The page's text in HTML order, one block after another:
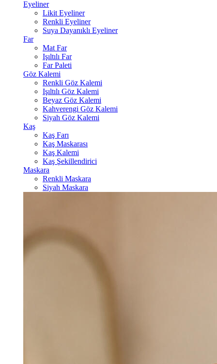
Eyeliner
Likit Eyeliner
Renkli Eyeliner
Suya Dayanıklı Eyeliner
Far
Mat Far
Işıltılı Far
Far Paleti
Göz Kalemi
Renkli Göz Kalemi
Işıltılı Göz Kalemi
Beyaz Göz Kalemi
Kahverengi Göz Kalemi
Siyah Göz Kalemi
Kaş
Kaş Farı
Kaş Maskarası
Kaş Kalemi
Kaş Şekillendirici
Maskara
Renkli Maskara
Siyah Maskara